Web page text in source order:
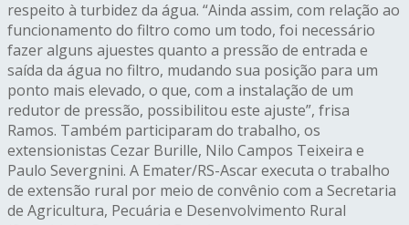
respeito à turbidez da água. “Ainda assim, com relação ao
funcionamento do filtro como um todo, foi necessário
fazer alguns ajuestes quanto a pressão de entrada e
saída da água no filtro, mudando sua posição para um
ponto mais elevado, o que, com a instalação de um
redutor de pressão, possibilitou este ajuste”, frisa
Ramos. Também participaram do trabalho, os
extensionistas Cezar Burille, Nilo Campos Teixeira e
Paulo Severgnini. A Emater/RS-Ascar executa o trabalho
de extensão rural por meio de convênio com a Secretaria
de Agricultura, Pecuária e Desenvolvimento Rural